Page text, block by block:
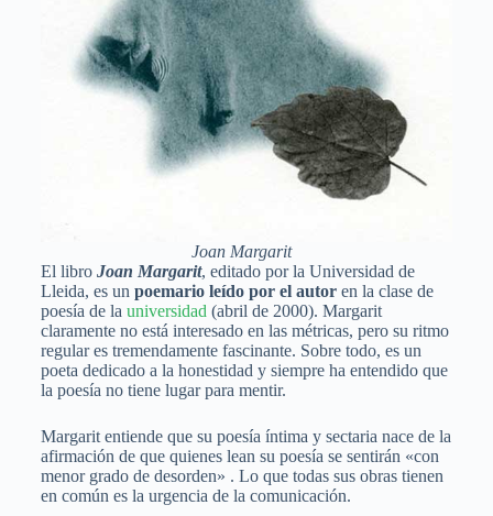
Joan Margarit
El libro Joan Margarit, editado por la Universidad de
Lleida, es un poemario leído por el autor en la clase de
poesía de la universidad (abril de 2000). Margarit
claramente no está interesado en las métricas, pero su ritmo
regular es tremendamente fascinante. Sobre todo, es un
poeta dedicado a la honestidad y siempre ha entendido que
la poesía no tiene lugar para mentir.
Margarit entiende que su poesía íntima y sectaria nace de la
afirmación de que quienes lean su poesía se sentirán «con
menor grado de desorden» . Lo que todas sus obras tienen
en común es la urgencia de la comunicación.